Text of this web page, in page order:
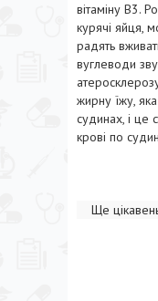
вітаміну В3.
курячі яйця,
радять
вуглеводи
жирну їжу,
судинах, і це
крові по
Ще